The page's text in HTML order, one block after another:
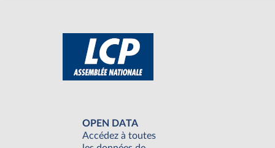
OPEN DATA
Accédez à toutes